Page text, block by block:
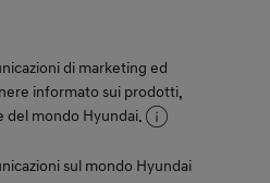
di marketing ed
informato sui prodotti,
del mondo Hyundai.
sul mondo Hyundai